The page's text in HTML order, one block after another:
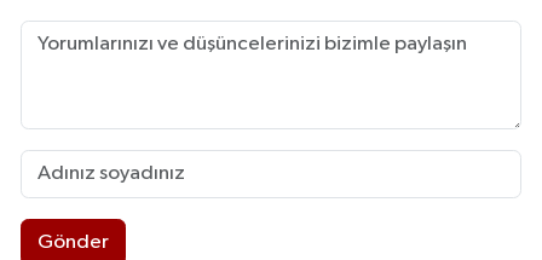
Gönder